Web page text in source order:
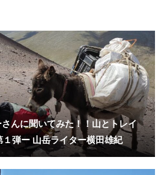
んに聞いてみた！！山とトレイ
ルのあれこれ」ー第１弾ー 山岳ライター横田雄紀